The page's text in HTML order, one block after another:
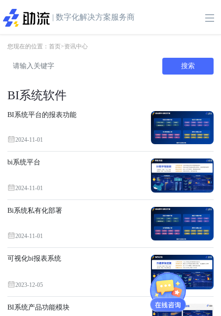
| 数字化解决方案服务商
您现在的位置： 首页>资讯中心
搜索
BI系统软件
BI系统平台的报表功能
2024-11-01
bi系统平台
2024-11-01
Bi系统私有化部署
2024-11-01
可视化bi报表系统
2023-12-05
BI系统产品功能模块